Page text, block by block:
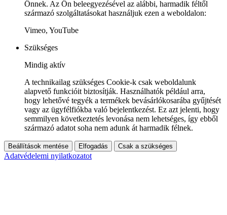
Önnek. Az Ön beleegyezésével az alábbi, harmadik féltől
származó szolgáltatásokat használjuk ezen a weboldalon:
Vimeo, YouTube
Szükséges
Mindig aktív
A technikailag szükséges Cookie-k csak weboldalunk
alapvető funkcióit biztosítják. Használhatók például arra,
hogy lehetővé tegyék a termékek bevásárlókosarába gyűjtését
vagy az ügyfélfiókba való bejelentkezést. Ez azt jelenti, hogy
semmilyen következtetés levonása nem lehetséges, így ebből
származó adatot soha nem adunk át harmadik félnek.
Beállítások mentése Elfogadás Csak a szükséges
Adatvédelemi nyilatkozatot